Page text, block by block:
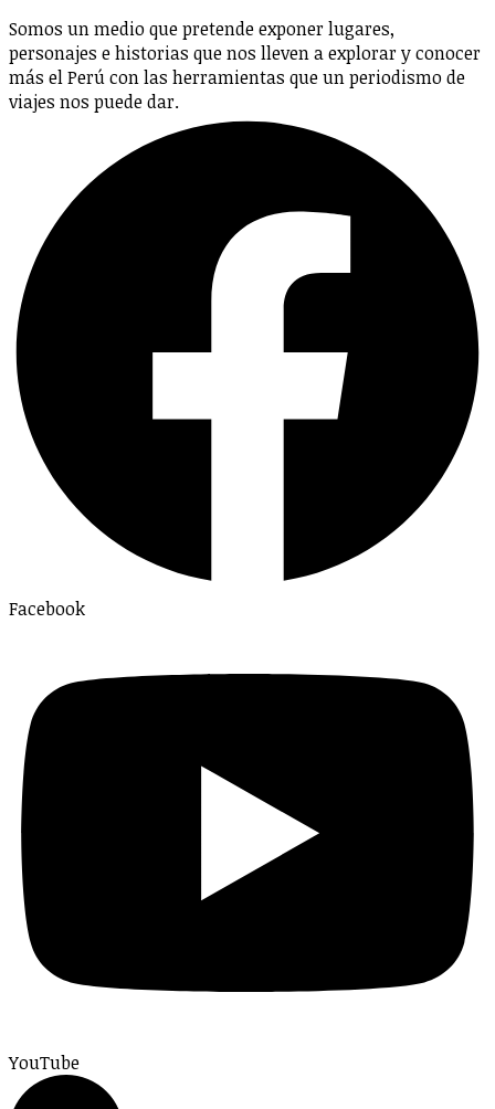
Somos un medio que pretende exponer lugares,
personajes e historias que nos lleven a explorar y conocer
más el Perú con las herramientas que un periodismo de
viajes nos puede dar.
Facebook
YouTube